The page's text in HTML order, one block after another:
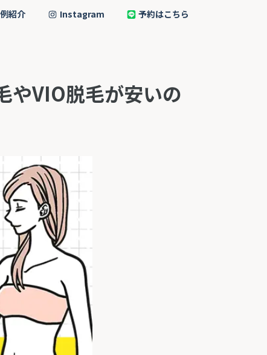
紹介 Instagram 予約はこちら
やVIO脱毛が安いの